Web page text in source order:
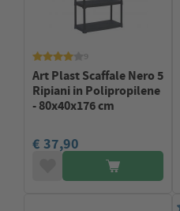
Art Plast Scaffale Nero 5
Ripiani in Polipropilene
- 80x40x176 cm
€ 37,90